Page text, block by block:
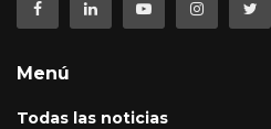
Menú
Todas las noticias